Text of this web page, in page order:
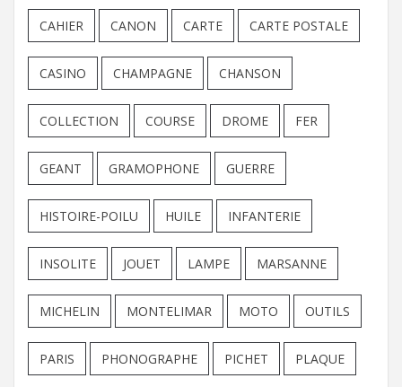
CAHIER CANON CARTE CARTE POSTALE
CASINO CHAMPAGNE CHANSON
COLLECTION COURSE DROME FER
GEANT GRAMOPHONE GUERRE
HISTOIRE-POILU HUILE INFANTERIE
INSOLITE JOUET LAMPE MARSANNE
MICHELIN MONTELIMAR MOTO OUTILS
PARIS PHONOGRAPHE PICHET PLAQUE